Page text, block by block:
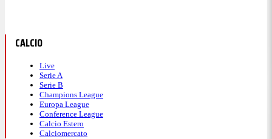
CALCIO
Live
Serie A
Serie B
Champions League
Europa League
Conference League
Calcio Estero
Calciomercato